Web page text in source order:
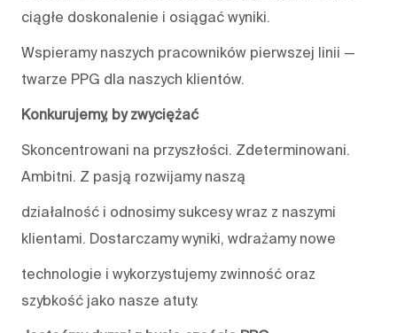
ciągłe doskonalenie i osiągać wyniki.
Wspieramy naszych pracowników pierwszej linii —
twarze PPG dla naszych klientów.
Konkurujemy, by zwyciężać
Skoncentrowani na przyszłości. Zdeterminowani.
Ambitni. Z pasją rozwijamy naszą
działalność i odnosimy sukcesy wraz z naszymi
klientami. Dostarczamy wyniki, wdrażamy nowe
technologie i wykorzystujemy zwinność oraz
szybkość jako nasze atuty.